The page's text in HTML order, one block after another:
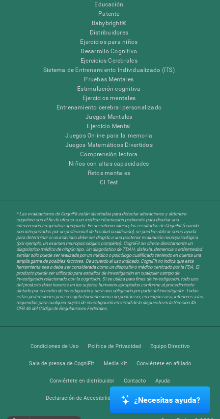
Educación
Patente
Babybright®
Distribuidores
Ejercicios para niños
Desarrollo Cognitivo
Ejercicios Cerebrales
Sistema de Entrenamiento Individualizado (ITS)
Pruebas Mentales
Estimulación cognitiva
Ejercicios mentales
Entrenamiento cerebral personalizado
Juegos Mentales
Ejercicio Mental
Juegos Online para la memoria
Juegos Matemáticos Divertidos
Comprensión lectora
Niños con altas capacidades
Retos mentales
CI Test
* Las evaluaciones de CogniFit están diseñadas para detectar alteraciones y deterioro
cognitivo con el fin de ofrecer a un médico información pertinente para diseñar una
intervención terapéutica apropiada. En un entorno clínico, los resultados de CogniFit (cuando
son interpretados por un profesional de la salud cualificado), se pueden utilizar como ayuda
para determinar si un individuo debe ser dirigido a una posterior evaluación neuropsicológica
(por ejemplo, un examen neuropsicológico completo). CogniFit no ofrece directamente un
diagnóstico médico de ningún tipo. Un diagnóstico de TDAH, dislexia, demencia o enfermedad
similar sólo puede ser realizada por un médico o psicólogo cualificado teniendo en cuenta una
amplia gama de posibles factores. De acuerdo al uso indicado, CogniFit no indica que esta
herramienta sea o deba ser considerada como un dispositivo médico certicado por la FDA. El
producto puede ser utilizado para estudios de investigación en cualquier campo de
investigación relacionado con la cognición. Si se utiliza para fines de investigación, todo uso
del producto debe hacerse en los sujetos humanos apropiados conforme al procedimiento
dictado por el centro de investigación y será una obligación por parte del investigador. Todas
estas protecciones para el sujeto humano nunca no podrán ser, en ningún caso, inferiores a las
requeridas para cualquier sujeto de investigación en virtud de lo dispuesto en la Sección 45
CFR 46 del Código de Regulaciones Federales.
Condiciones de Uso Política de Privacidad Equipo Directivo
Sala de prensa de CogniFit Media Kit Conviértete en afiliado
Conviértete en distribuidor Contacto Ayuda
Declaración de Accesibilidad Centro de Confianza
¿Necesitas ayuda?